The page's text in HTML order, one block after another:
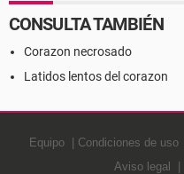
CONSULTA TAMBIÉN
Corazon necrosado
Latidos lentos del corazon
Equipo Condiciones de uso
Aviso legal